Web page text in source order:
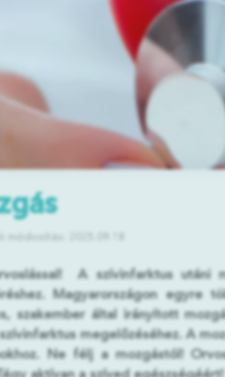
A szívinfarktus utáni
Magyarországon egyre
szakember által irányított
megelőzéséhez. A
Ne félj a mozgástól!